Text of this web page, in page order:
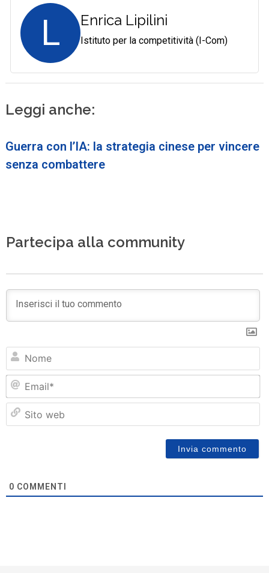
L Enrica Lipilini
Istituto per la competitività (I-Com)
Leggi anche:
Guerra con l’IA: la strategia cinese per vincere
senza combattere
Partecipa alla community
0 COMMENTI